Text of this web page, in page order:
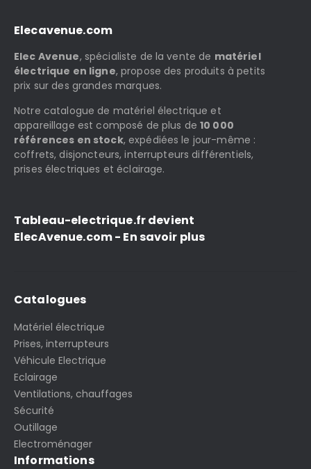
Elecavenue.com
Elec Avenue, spécialiste de la vente de matériel
électrique en ligne, propose des produits à petits
prix sur des grandes marques.
Notre catalogue de matériel électrique et
appareillage est composé de plus de10 000
références en stock, expédiées le jour-même :
coffrets, disjoncteurs, interrupteurs différentiels,
prises électriques et éclairage.
Tableau-electrique.fr devient
ElecAvenue.com - En savoir plus
Catalogues
Matériel électrique
Prises, interrupteurs
Véhicule Electrique
Eclairage
Ventilations, chauffages
Sécurité
Outillage
Electroménager
Informations